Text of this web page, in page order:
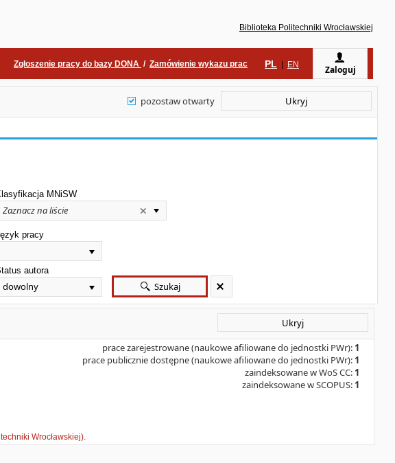
Biblioteka Politechniki Wrocławskiej
Zgłoszenie pracy do bazy DONA / Zamówienie wykazu prac PL | EN Zaloguj
pozostaw otwarty Ukryj
MNiSW
Zaznacz na liście
pracy
autora
dowolny Szukaj
Ukryj
prace zarejestrowane (naukowe afiliowane do jednostki PWr): 1
prace publicznie dostępne (naukowe afiliowane do jednostki PWr): 1
zaindeksowane w WoS CC: 1
zaindeksowane w SCOPUS: 1
Wrocławskiej).